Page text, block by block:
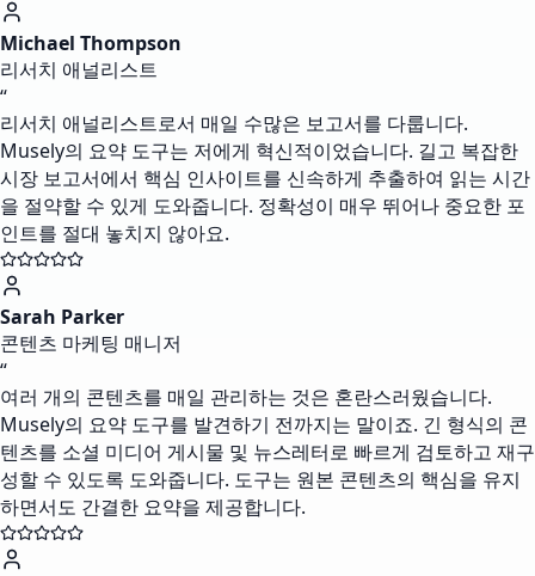
Michael Thompson
리서치 애널리스트
“
리서치 애널리스트로서 매일 수많은 보고서를 다룹니다.
Musely의 요약 도구는 저에게 혁신적이었습니다. 길고 복잡한
시장 보고서에서 핵심 인사이트를 신속하게 추출하여 읽는 시간
을 절약할 수 있게 도와줍니다. 정확성이 매우 뛰어나 중요한 포
인트를 절대 놓치지 않아요.
Sarah Parker
콘텐츠 마케팅 매니저
“
여러 개의 콘텐츠를 매일 관리하는 것은 혼란스러웠습니다.
Musely의 요약 도구를 발견하기 전까지는 말이죠. 긴 형식의 콘
텐츠를 소셜 미디어 게시물 및 뉴스레터로 빠르게 검토하고 재구
성할 수 있도록 도와줍니다. 도구는 원본 콘텐츠의 핵심을 유지
하면서도 간결한 요약을 제공합니다.